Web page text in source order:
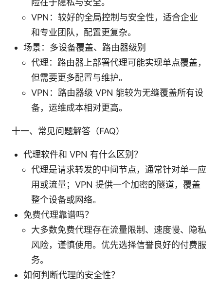
VPN：较好的全局控制与安全性，适合企业
和专业团队，配置更复杂。
场景：多设备覆盖、路由器级别
代理：路由器上部署代理可能实现单点覆盖，
但需要更多配置与维护。
VPN：路由器级 VPN 能较为无缝覆盖所有设
备，运维成本相对更高。
十一、常见问题解答（FAQ）
代理软件和 VPN 有什么区别？
代理是请求转发的中间节点，通常针对单一应
用或流量；VPN 提供一个加密的隧道，覆盖
整个设备或网络。
免费代理靠谱吗？
大多数免费代理存在流量限制、速度慢、隐私
风险，谨慎使用。优先选择信誉良好的付费服
务。
如何判断代理的安全性？